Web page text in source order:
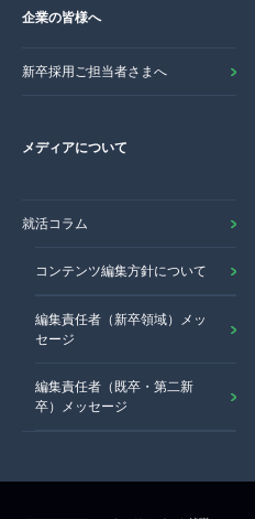
企業の皆様へ
新卒採用ご担当者さまへ
メディアについて
就活コラム
コンテンツ編集方針について
編集責任者（新卒領域）メッ
セージ
編集責任者（既卒・第二新
卒）メッセージ